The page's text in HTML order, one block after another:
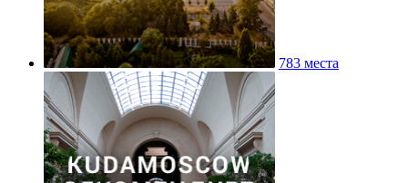
783 места